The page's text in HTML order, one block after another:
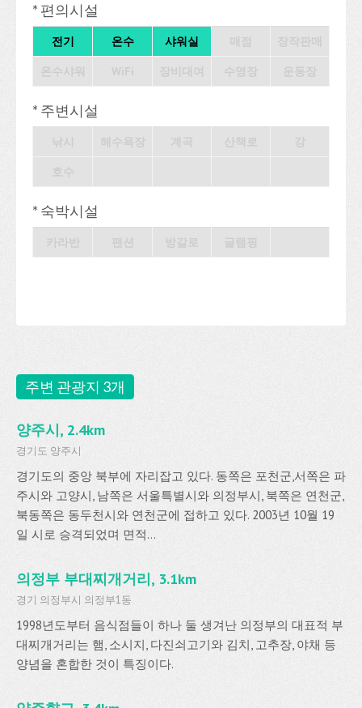
* 편의시설
전기 온수 샤워실
* 주변시설
* 숙박시설
주변 관광지 3개
양주시, 2.4km
경기도 양주시
경기도의 중앙 북부에 자리잡고 있다. 동쪽은 포천군,서쪽은 파
주시와 고양시, 남쪽은 서울특별시와 의정부시, 북쪽은 연천군,
북동쪽은 동두천시와 연천군에 접하고 있다. 2003년 10월 19
일 시로 승격되었며 면적...
의정부 부대찌개거리, 3.1km
경기 의정부시 의정부1동
1998년도부터 음식점들이 하나 둘 생겨난 의정부의 대표적 부
대찌개거리는 햄, 소시지, 다진쇠고기와 김치, 고추장, 야채 등
양념을 혼합한 것이 특징이다.